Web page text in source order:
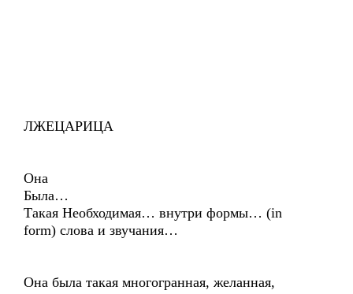
ЛЖЕЦАРИЦА
Она
Была…
Такая Необходимая… внутри формы… (in
form) слова и звучания…
Она была такая многогранная, желанная,